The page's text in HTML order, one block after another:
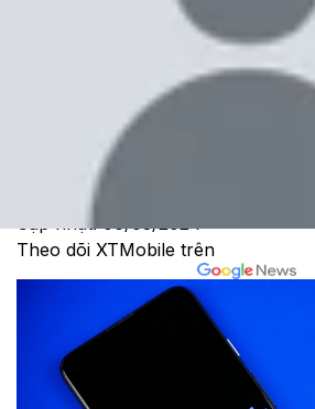
Vấn đề phổ biến nhất
và cách giải quyết
Cam Ngoan
Ngày đăng:
Cập nhật:06/03/2024
Theo dõi XTMobile trên